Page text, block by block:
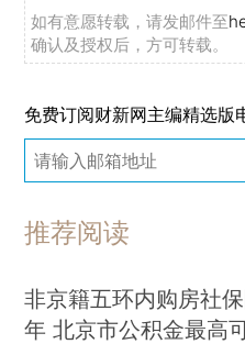
如有意愿转载，请发邮件至
确认及授权后，方可转载。
免费订阅财新网主编精选版
推荐阅读
非京籍五环内购房社
年 北京市公积金最高